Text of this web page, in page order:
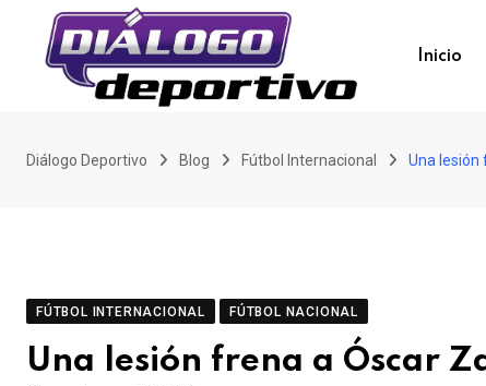
content
Inicio
Diálogo Deportivo Blog Fútbol Internacional Una lesión
FÚTBOL INTERNACIONAL FÚTBOL NACIONAL
Una lesión frena a Óscar